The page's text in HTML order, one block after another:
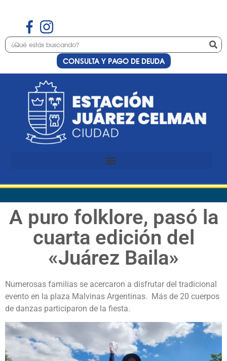
CONSULTA Y PAGO DE DEUDA
A puro folklore, pasó la
cuarta edición del
«Juárez Baila»
Numerosas familias se acercaron a disfrutar del tradicional
evento en la plaza Malvinas Argentinas. Más de 20 cuerpos
de danzas participaron de la fiesta.